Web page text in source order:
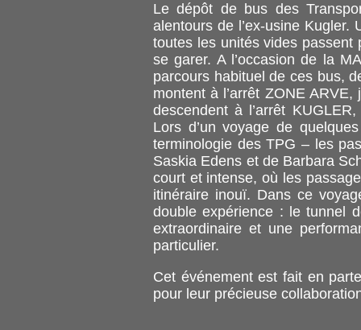
Le dépôt de bus des
alentours de l’ex-usine
toutes les unités vides
se garer. A l’occasion de la
parcours habituel de ces bus,
montent à l’arrêt ZONE
descendent à l’arrêt
Lors d’un voyage de
terminologie des TPG – les
Saskia Edens et de Barbara
court et intense, où les
itinéraire inouï. Dans ce
double expérience : le tunnel
extraordinaire et une
particulier.
Cet événement est fait en
pour leur précieuse